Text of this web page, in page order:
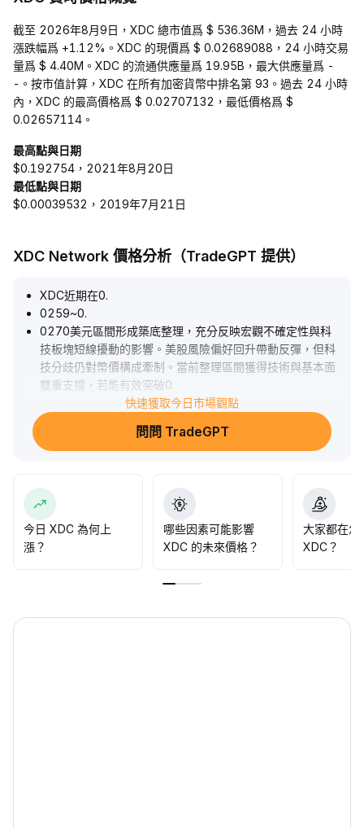
截至 2026年8月9日，XDC 總市值爲 $ 536.36M，過去 24 小時
漲跌幅爲 +1.12%。XDC 的現價爲 $ 0.02689088，24 小時交易
量爲 $ 4.40M。XDC 的流通供應量爲 19.95B，最大供應量爲 -
-。按市值計算，XDC 在所有加密貨幣中排名第 93。過去 24 小時
內，XDC 的最高價格爲 $ 0.02707132，最低價格爲 $
0.02657114。
最高點與日期
$0.192754，2021年8月20日
最低點與日期
$0.00039532，2019年7月21日
XDC Network 價格分析（TradeGPT 提供）
XDC近期在0.
0259~0.
0270美元區間形成築底整理，充分反映宏觀不確定性與科
技板塊短線擾動的影響。美股風險偏好回升帶動反彈，但科
技分歧仍對幣價構成牽制。當前整理區間獲得技術與基本面
雙重支撐，若能有效突破0
0288美元目標具備實現基礎。操作建議：關注0
快速獲取今日市場觀點
問問 TradeGPT
今日 XDC 為何上
漲？
哪些因素可能影響
XDC 的未來價格？
大家都在怎
XDC？